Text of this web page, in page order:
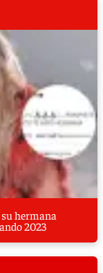
hermana
2023